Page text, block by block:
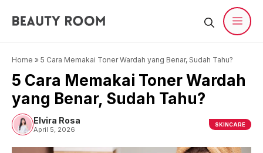
Home » 5 Cara Memakai Toner Wardah yang Benar, Sudah Tahu?
5 Cara Memakai Toner Wardah
yang Benar, Sudah Tahu?
Elvira Rosa
April 5, 2026
SKINCARE